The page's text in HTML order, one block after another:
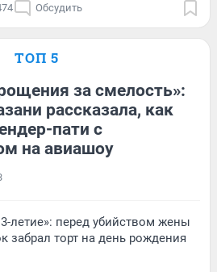
Обсудить
ТОП 5
за смелость»:
рассказала, как
пати с
на авиашоу
летие»: перед убийством жены
забрал торт на день рождения